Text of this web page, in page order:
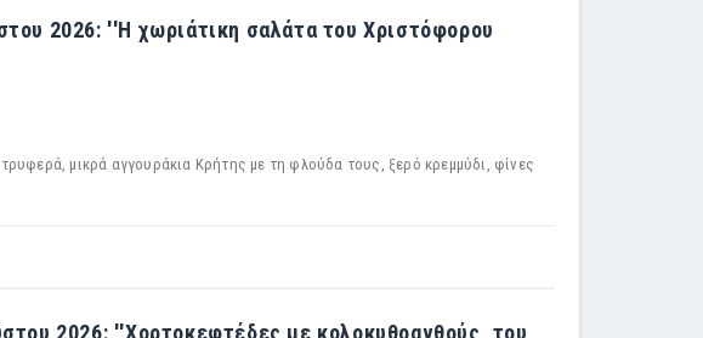
2026: ''Η χωριάτικη σαλάτα του Χριστόφορου
μικρά αγγουράκια Κρήτης με τη φλούδα τους, ξερό κρεμμύδι, φίνες
2026: ''Χορτοκεφτέδες με κολοκυθοανθούς, του